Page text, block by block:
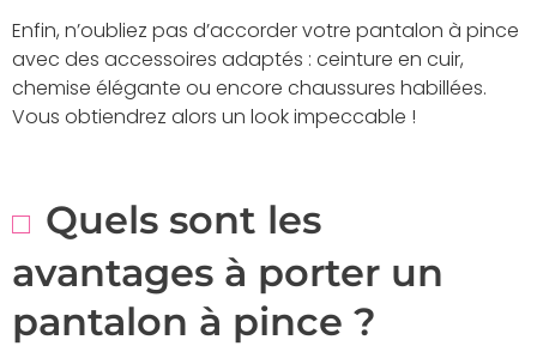
Enfin, n’oubliez pas d’accorder votre pantalon à pince
avec des accessoires adaptés : ceinture en cuir,
chemise élégante ou encore chaussures habillées.
Vous obtiendrez alors un look impeccable !
Quels sont les
avantages à porter un
pantalon à pince ?